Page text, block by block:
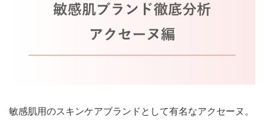
敏感肌用のスキンケアブランドとして有名なアクセーヌ。